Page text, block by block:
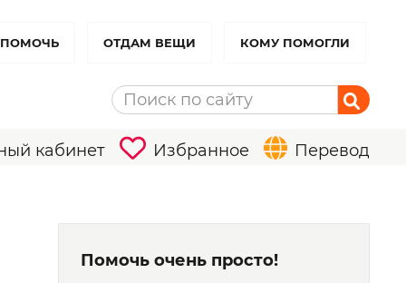
ОТДАМ ВЕЩИ КОМУ ПОМОГЛИ
кабинет Избранное Перевод
Помочь очень просто!